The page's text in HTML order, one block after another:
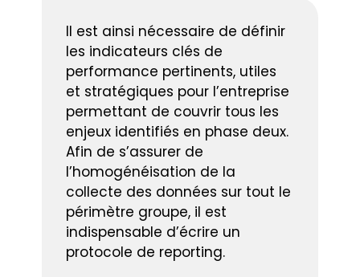
Il est ainsi nécessaire de définir
les indicateurs clés de
performance pertinents, utiles
et stratégiques pour l’entreprise
permettant de couvrir tous les
enjeux identifiés en phase deux.
Afin de s’assurer de
l’homogénéisation de la
collecte des données sur tout le
périmètre groupe, il est
indispensable d’écrire un
protocole de reporting.